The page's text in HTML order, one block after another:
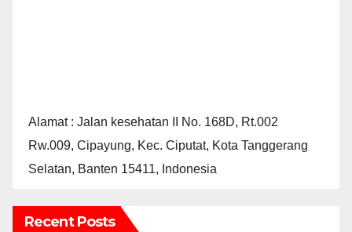
Alamat : Jalan kesehatan II No. 168D, Rt.002
Rw.009, Cipayung, Kec. Ciputat, Kota Tanggerang
Selatan, Banten 15411, Indonesia
Recent Posts